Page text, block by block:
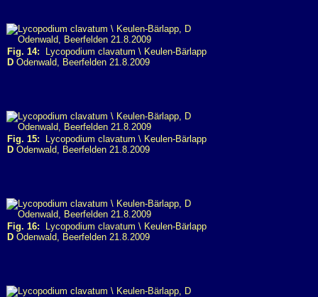
Fig. 14: Lycopodium clavatum \ Keulen-Bärlapp
D Odenwald, Beerfelden 21.8.2009
Fig. 15: Lycopodium clavatum \ Keulen-Bärlapp
D Odenwald, Beerfelden 21.8.2009
Fig. 16: Lycopodium clavatum \ Keulen-Bärlapp
D Odenwald, Beerfelden 21.8.2009